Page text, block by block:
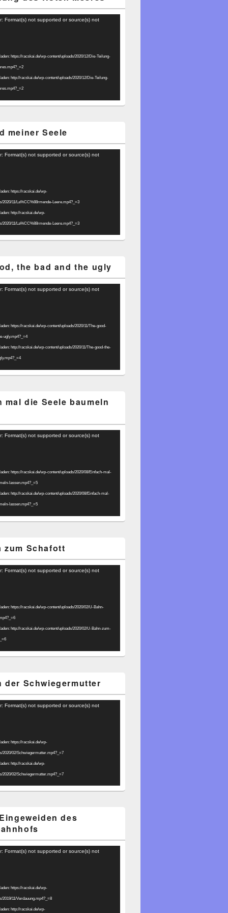
Format(s) not supported or source(s) not
https://racskai.de/wp-content/uploads/2020/12/Die-Teilung-
http://racskai.de/wp-content/uploads/2020/12/Die-Teilung-
meiner Seele
Format(s) not supported or source(s) not
https://racskai.de/wp-
2020/11/La%CC%88rmende-Leere.mp4?_=3
http://racskai.de/wp-
2020/11/La%CC%88rmende-Leere.mp4?_=3
the bad and the ugly
Format(s) not supported or source(s) not
https://racskai.de/wp-content/uploads/2020/11/The-good-
ugly.mp4?_=4
http://racskai.de/wp-content/uploads/2020/11/The-good-the-
mal die Seele baumeln
Format(s) not supported or source(s) not
https://racskai.de/wp-content/uploads/2020/08/Einfach-mal-
lassen.mp4?_=5
http://racskai.de/wp-content/uploads/2020/08/Einfach-mal-
lassen.mp4?_=5
zum Schafott
Format(s) not supported or source(s) not
https://racskai.de/wp-content/uploads/2020/02/U-Bahn-
http://racskai.de/wp-content/uploads/2020/02/U-Bahn-zum-
der Schwiegermutter
Format(s) not supported or source(s) not
https://racskai.de/wp-
2020/02/Schwiegermutter.mp4?_=7
http://racskai.de/wp-
2020/02/Schwiegermutter.mp4?_=7
des
Format(s) not supported or source(s) not
https://racskai.de/wp-
2019/11/Verdauung.mp4?_=8
http://racskai.de/wp-